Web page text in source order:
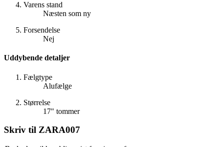
Varens stand
Næsten som ny
Forsendelse
Nej
Uddybende detaljer
Fælgtype
Alufælge
Størrelse
17" tommer
Skriv til ZARA007